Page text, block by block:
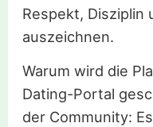
Respekt, Disziplin
auszeichnen.
Warum wird die
Dating-Portal
der Community: